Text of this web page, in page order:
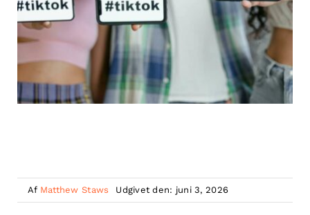
Af Matthew Staws Udgivet den: juni 3, 2026